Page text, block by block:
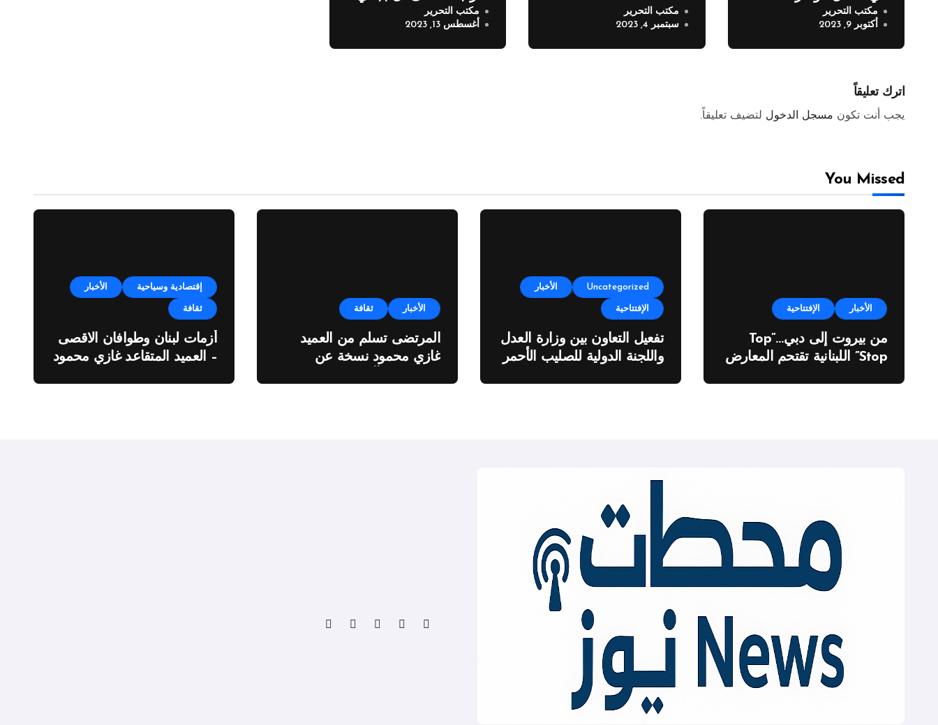
مكتب التحرير
أكتوبر 9, 2023
مهرجان زوق مكايل “بلدتنا
العيد” في نسخته الرابعة
مكتب التحرير
سبتمبر 4, 2023
مكتب التحرير
أغسطس 13, 2023
اترك تعليقاً
يجب أنت تكون مسجل الدخول لتضيف تعليقاً.
You Missed
الأخبار الإفتتاحية
من بيروت إلى دبي…”Top
Stop” اللبنانية تقتحم المعارض
Uncategorized الأخبار
الإفتتاحية
تفعيل التعاون بين وزارة العدل
واللجنة الدولية للصليب الأحمر
الأخبار ثقافة
المرتضى تسلم من العميد
غازي محمود نسخة عن
إقتصادية وسياحية الأخبار
ثقافة
أزمات لبنان وطوافان الاقصى
– العميد المتقاعد غازي محمود